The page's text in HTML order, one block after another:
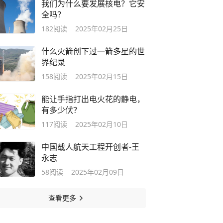
我们为什么要发展核电？它安
全吗？
182阅读 2025年02月25日
什么火箭创下过一箭多星的世
界纪录
158阅读 2025年02月15日
能让手指打出电火花的静电，
有多少伏？
117阅读 2025年02月10日
中国载人航天工程开创者-王
永志
58阅读 2025年02月09日
查看更多